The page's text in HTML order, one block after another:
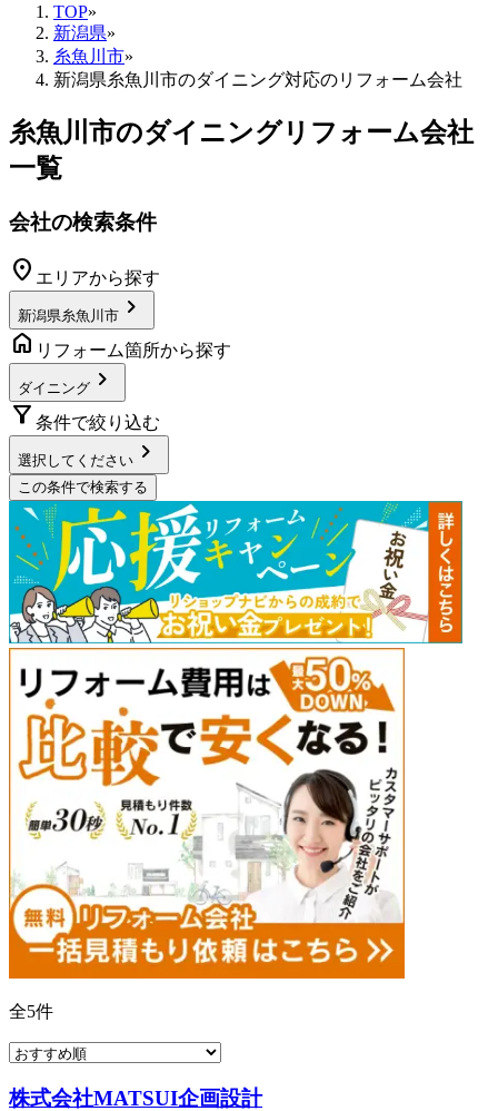
TOP»
新潟県»
糸魚川市»
新潟県糸魚川市のダイニング対応のリフォーム会社
糸魚川市のダイニングリフォーム会社
一覧
会社の検索条件
location_on エリアから探す
新潟県糸魚川市 chevron_right
home リフォーム箇所から探す
ダイニング chevron_right
filter_alt 条件で絞り込む
選択してください chevron_right
この条件で検索する
全5件
株式会社MATSUI企画設計